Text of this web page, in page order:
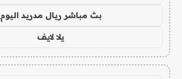
بث مباشر ريال مدريد اليوم
يلا لايف